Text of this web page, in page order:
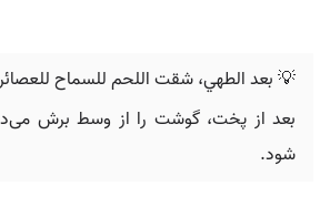
💡 بعد الطهي، شقت اللحم للسماح
بعد از پخت، گوشت را از وسط برش
شود.